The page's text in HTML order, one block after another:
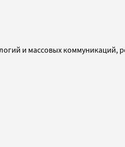
и массовых коммуникаций,